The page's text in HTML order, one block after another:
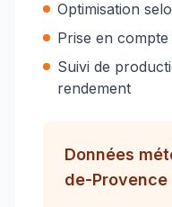
Optimisation
Prise en
Suivi de
rendement
Données
de-Provence